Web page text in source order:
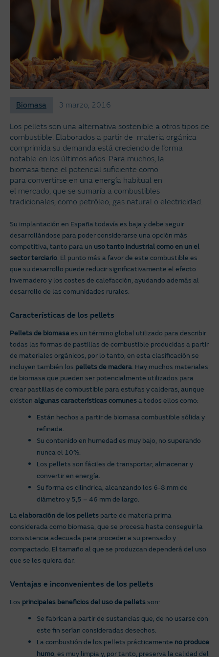
Biomasa 3 marzo, 2016
Los pellets son una alternativa sostenible a otros tipos de
combustible. Elaborados a partir de materia orgánica
comprimida su demanda está creciendo de forma
notable en los últimos años. Para muchos, la
biomasa tiene el potencial suficiente como
para convertirse en una energía habitual en
el mercado, que se sumaría a combustibles
tradicionales, como petróleo, gas natural o electricidad.
Su implantación en España todavía es baja y debe seguir
desarrollándose para poder considerarse una opción más
competitiva, tanto para un uso tanto industrial como en un el
sector terciario. El punto más a favor de este combustible es
que su desarrollo puede reducir significativamente el efecto
invernadero y los costes de calefacción, ayudando además al
desarrollo de las comunidades rurales.
Características de los pellets
Pellets de biomasaes un término global utilizado para describir
todas las formas de pastillas de combustible producidas a partir
de materiales orgánicos, por lo tanto, en esta clasificación se
incluyen también los pellets de madera. Hay muchos materiales
de biomasa que pueden ser potencialmente utilizados para
crear pastillas de combustible para estufas y calderas, aunque
existen algunas características comunesa todos ellos como:
Están hechos a partir de biomasa combustible sólida y
refinada.
Su contenido en humedad es muy bajo, no superando
nunca el 10%.
Los pellets son fáciles de transportar, almacenar y
convertir en energía.
Su forma es cilíndrica, alcanzando los 6-8 mm de
diámetro y 5,5 – 46 mm de largo.
La elaboración de los pellets parte de materia prima
considerada como biomasa, que se procesa hasta conseguir la
consistencia adecuada para proceder a su prensado y
compactado. El tamaño al que se produzcan dependerá del uso
que se les quiera dar.
Ventajas e inconvenientes de los pellets
Los principales beneficios del uso de pellets son:
Se fabrican a partir de sustancias que, de no usarse con
este fin serían consideradas desechos.
La combustión de los pellets prácticamente no produce
humo, es muy limpia y, por tanto, preserva la calidad del